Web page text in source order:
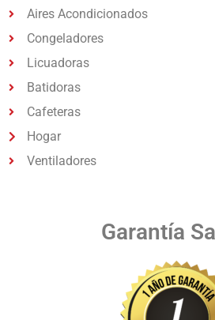
Aires Acondicionados
Congeladores
Licuadoras
Batidoras
Cafeteras
Hogar
Ventiladores
Garantía